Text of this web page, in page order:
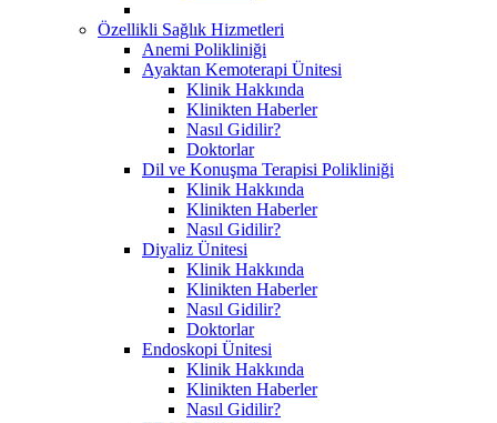
Özellikli Sağlık Hizmetleri
Anemi Polikliniği
Ayaktan Kemoterapi Ünitesi
Klinik Hakkında
Klinikten Haberler
Nasıl Gidilir?
Doktorlar
Dil ve Konuşma Terapisi Polikliniği
Klinik Hakkında
Klinikten Haberler
Nasıl Gidilir?
Diyaliz Ünitesi
Klinik Hakkında
Klinikten Haberler
Nasıl Gidilir?
Doktorlar
Endoskopi Ünitesi
Klinik Hakkında
Klinikten Haberler
Nasıl Gidilir?